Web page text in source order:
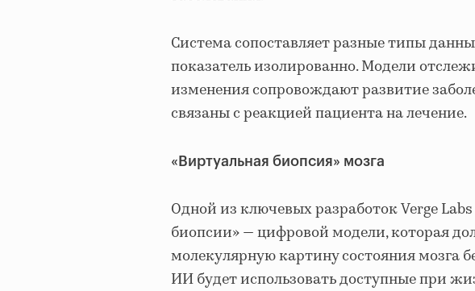
Система сопоставляет разные типы
показатель изолированно. Модели
изменения сопровождают развитие
связаны с реакцией пациента на лечение.
«Виртуальная биопсия» мозга
Одной из ключевых разработок Verge
биопсии» — цифровой модели, которая
молекулярную картину состояния мозга
ИИ будет использовать доступные при